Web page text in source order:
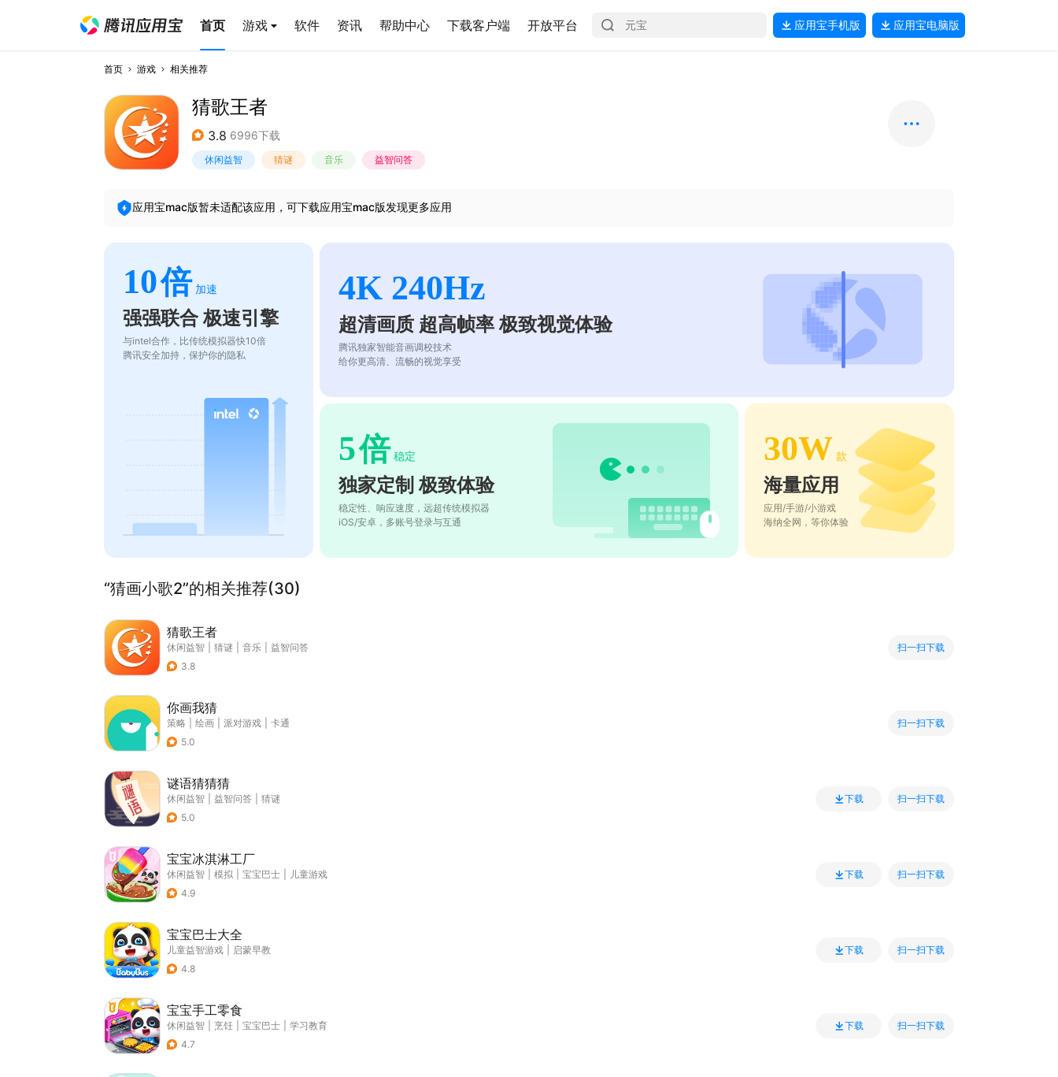
首页 游戏 软件 资讯 帮助中心 下载客户端 开放平台 应用宝手机版 应用宝电脑版
首页 游戏 相关推荐
猜歌王者
3.8 6996下载
休闲益智 猜谜 音乐 益智问答
应用宝mac版暂未适配该应用，可下载应用宝mac版发现更多应用
10倍 加速
强强联合 极速引擎
与intel合作，比传统模拟器快10倍
腾讯安全加持，保护你的隐私
4K 240Hz
超清画质 超高帧率 极致视觉体验
腾讯独家智能音画调校技术
给你更高清、流畅的视觉享受
5倍 稳定
独家定制 极致体验
稳定性、响应速度，远超传统模拟器
iOS/安卓，多账号登录与互通
30W 款
海量应用
应用/手游/小游戏
海纳全网，等你体验
“猜画小歌2”的相关推荐(30)
猜歌王者
休闲益智 猜谜 音乐
益智问答
3.8
扫一扫下载
你画我猜
策略 绘画 派对游戏
卡通
5.0
扫一扫下载
谜语猜猜猜
休闲益智 益智问答
猜谜
5.0
下载 扫一扫下载
宝宝冰淇淋工厂
休闲益智 模拟 宝宝巴士
儿童游戏
4.9
下载 扫一扫下载
宝宝巴士大全
儿童益智游戏
启蒙早教
4.8
下载 扫一扫下载
宝宝手工零食
休闲益智 烹饪 宝宝巴士
学习教育
4.7
下载 扫一扫下载